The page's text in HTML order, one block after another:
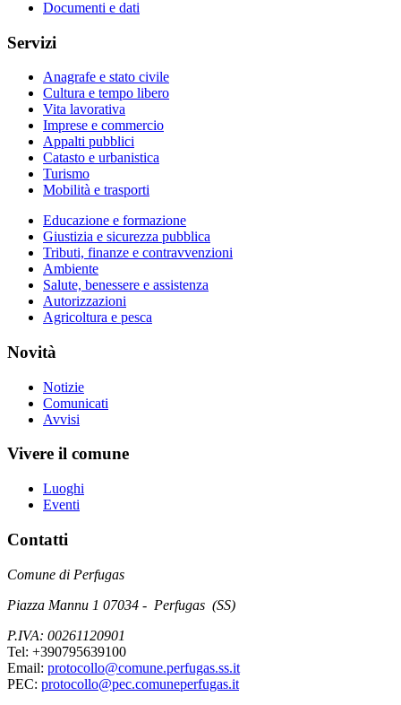
Documenti e dati
Servizi
Anagrafe e stato civile
Cultura e tempo libero
Vita lavorativa
Imprese e commercio
Appalti pubblici
Catasto e urbanistica
Turismo
Mobilità e trasporti
Educazione e formazione
Giustizia e sicurezza pubblica
Tributi, finanze e contravvenzioni
Ambiente
Salute, benessere e assistenza
Autorizzazioni
Agricoltura e pesca
Novità
Notizie
Comunicati
Avvisi
Vivere il comune
Luoghi
Eventi
Contatti
Comune di Perfugas
Piazza Mannu 1 07034 - Perfugas (SS)
P.IVA: 00261120901
Tel: +390795639100
Email: protocollo@comune.perfugas.ss.it
PEC: protocollo@pec.comuneperfugas.it